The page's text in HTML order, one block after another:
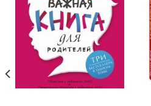
Добавить
избранное